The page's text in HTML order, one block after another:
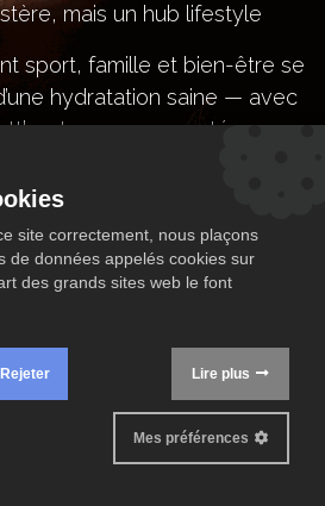
mais un hub lifestyle
sport, famille et bien-être se
hydratation saine — avec
et sa communauté.
Drink Habits Community
site correctement, nous plaçons
de données appelés cookies sur
des grands sites web le font
Rejeter Lire plus
Mes préférences